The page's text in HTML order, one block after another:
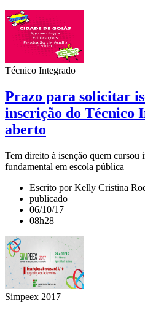
Técnico Integrado
Prazo para solicitar
inscrição do Técnico
aberto
Tem direito à isenção quem cursou
fundamental em escola pública
Escrito por Kelly Cristina
publicado
06/10/17
08h28
Simpeex 2017